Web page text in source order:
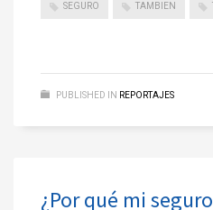
SEGURO TAMBIEN
PUBLISHED IN REPORTAJES
¿Por qué mi